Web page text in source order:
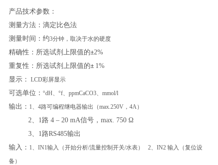
产品技术参数：
测量方法：滴定比色法
测量时间：约3分钟，取决于水的硬度
精确性：所选试剂上限值的±2%
重复性：所选试剂上限值的± 1%
显示：
LCD彩屏显示
可选单位： °dH、°f、ppmCaCO3、mmol/l
输出： 1、4路可编程继电器输出（max.250V，4A）
2、1路 4 – 20 mA信号，max. 750 Ω
3、1路RS485输出
输入： 1、IN1输入（开始分析/流量控制开关/水表） 2、IN2 输入（复位设
备）